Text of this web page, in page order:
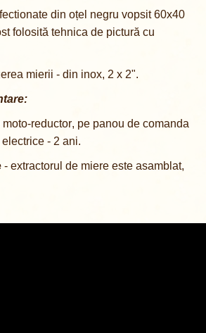
din oțel negru vopsit 60x40
folosită tehnica de pictură cu
mierii - din inox, 2 x 2".
moto-reductor, pe panou de comanda
- 2 ani.
- extractorul de miere este asamblat,